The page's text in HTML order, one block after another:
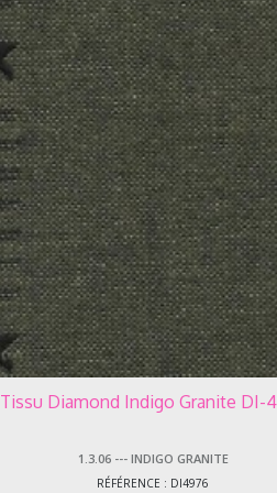
Tissu Diamond Indigo Granite DI-
1.3.06 --- INDIGO GRANITE
RÉFÉRENCE : DI4976